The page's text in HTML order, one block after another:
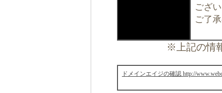
ござ
ご了
※上記の情
ドメインエイジの確認 http://